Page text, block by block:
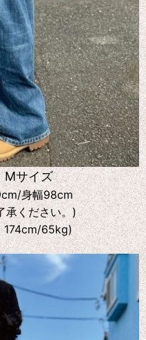
Mサイズ
身幅98cm
承ください。)
174cm/65kg)